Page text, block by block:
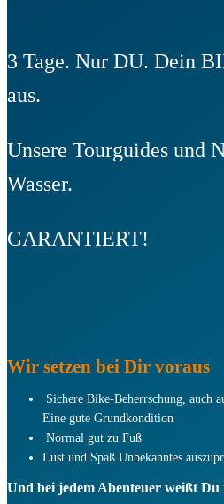
3 Tage. Nur DU. Dein
aus.
Unsere Tourguides und
Wasser.
GARANTIERT!
Wir setzen bei Dir voraus
Sichere Bike-Beherrschung, auch
Eine gute Grundkondition
Normal gut zu Fuß
Lust und Spaß Unbekanntes
Und bei jedem Abenteuer weißt